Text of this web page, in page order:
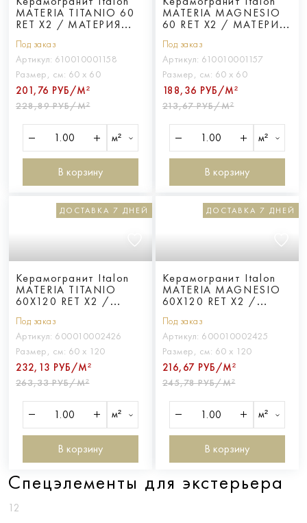
MATERIA TITANIO 60
RET X2 / МАТЕРИЯ
Под заказ
Артикул: 610010001158
Размер, см: 60 х 60
201,76 РУБ/М²
228,89 РУБ/М²
м²
В корзину
MATERIA MAGNESIO
60 RET X2 / МАТЕРИЯ
Под заказ
Артикул: 610010001157
Размер, см: 60 х 60
188,36 РУБ/М²
213,67 РУБ/М²
м²
В корзину
ДОСТАВКА 7 ДНЕЙ
Керамогранит Italon
MATERIA TITANIO
60X120 RET X2 /
РЕТ Х2
Под заказ
Артикул: 600010002426
Размер, см: 60 х 120
232,13 РУБ/М²
263,33 РУБ/М²
м²
В корзину
ДОСТАВКА 7 ДНЕЙ
Керамогранит Italon
MATERIA MAGNESIO
60X120 RET X2 /
60X120 РЕТ Х2
Под заказ
Артикул: 600010002425
Размер, см: 60 х 120
216,67 РУБ/М²
245,78 РУБ/М²
м²
В корзину
Cпецэлементы для экстерьера
12